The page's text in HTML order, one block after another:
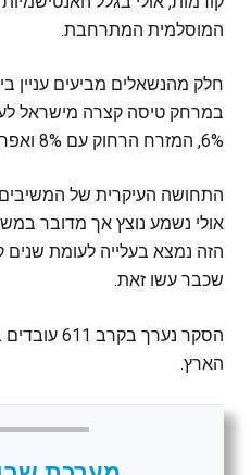
המוסלמית המתרחבת.
במרחק טיסה קצרה מישראל
6%, המזרח הרחוק עם 8% ואפריקה עם 1% בלבד.
אולי נשמע נוצץ אך מדובר
שכבר עשו זאת.
הארץ.